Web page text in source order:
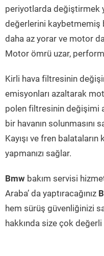
periyotlarda değiştirmek
değerlerini kaybetmemiş
daha az yorar ve motor
Motor ömrü uzar,
Kirli hava filtresinin
emisyonları azaltarak
polen filtresinin değişimi
bir havanın solunmasını
Kayışı ve fren
yapmanızı sağlar.
Bmw bakım servisi
Araba’ da yaptıracağınız
hem sürüş güvenliğinizi
hakkında size çok